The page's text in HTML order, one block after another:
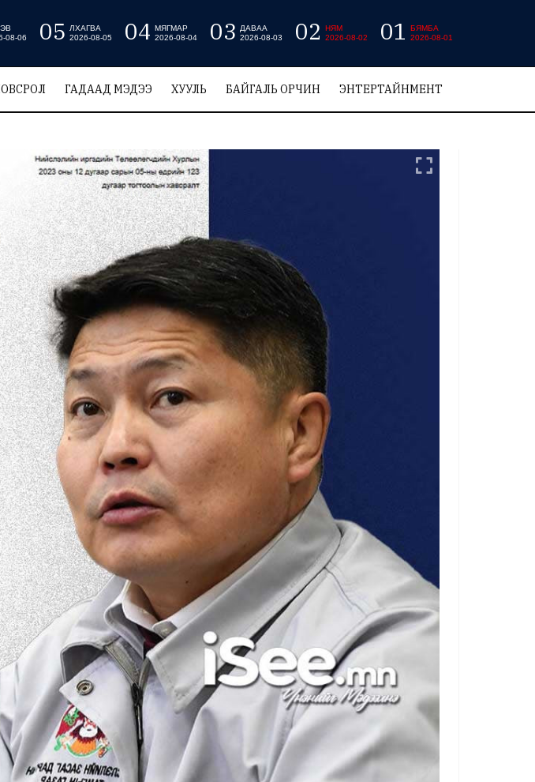
08-06
05
ЛХАГВА
2026-08-05
04 МЯГМАР
2026-08-04
03
ДАВАА
2026-08-03
02
НЯМ
2026-08-02
01
БЯМБА
2026-08-01
ГАДААД МЭДЭЭ ХУУЛЬ БАЙГАЛЬ ОРЧИН ЭНТЕРТАЙНМЕНТ